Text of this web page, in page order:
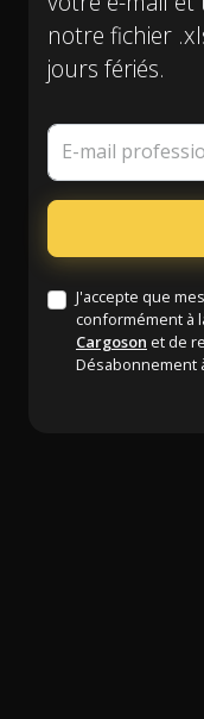
notre fichier
jours fériés.
E-mail
J'accepte que
conformément à
Cargoson et de
Désabonnement